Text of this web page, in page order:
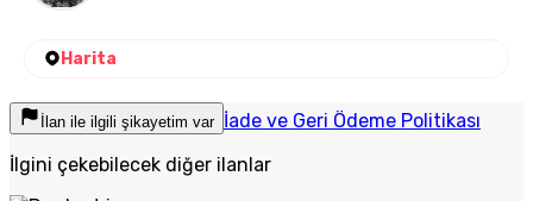
Harita
İlan ile ilgili şikayetim var İade ve Geri Ödeme Politikası
İlgini çekebilecek diğer ilanlar